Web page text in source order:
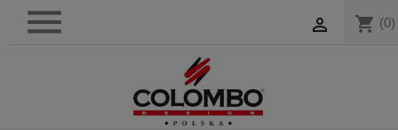
shopping_cart (0)

